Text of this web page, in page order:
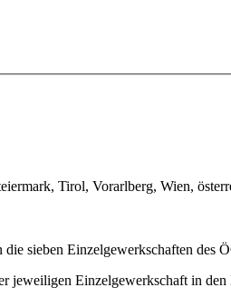
Tirol, Vorarlberg, Wien,
sieben Einzelgewerkschaften des
Einzelgewerkschaft in